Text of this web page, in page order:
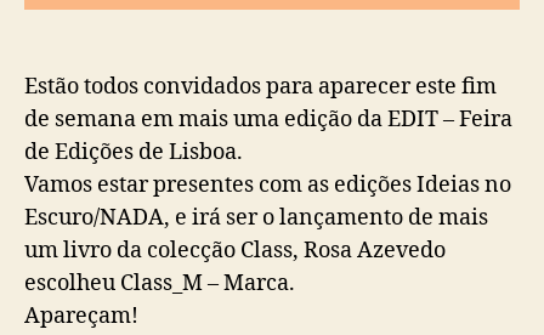
Estão todos convidados para aparecer este fim
de semana em mais uma edição da EDIT – Feira
de Edições de Lisboa.
Vamos estar presentes com as edições Ideias no
Escuro/NADA, e irá ser o lançamento de mais
um livro da colecção Class, Rosa Azevedo
escolheu Class_M – Marca.
Apareçam!